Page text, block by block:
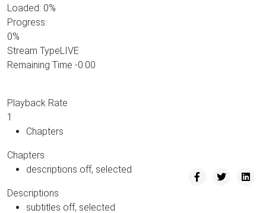
Loaded: 0%
Progress:
0%
Stream TypeLIVE
Remaining Time -0:00
Playback Rate
1
Chapters
Chapters
descriptions off, selected
Descriptions
subtitles off, selected